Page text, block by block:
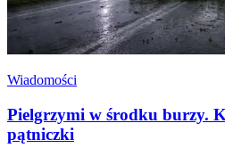
Wiadomości
Pielgrzymi w środku burzy.
pątniczki